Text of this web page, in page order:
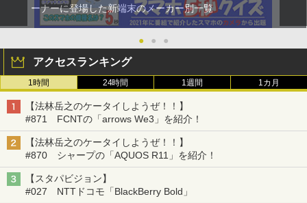
ーナーに登場した新端末のメーカー別一覧
● ● ●
アクセスランキング
1時間 24時間 1週間 1カ月
【法林岳之のケータイしようぜ！！】
#871 FCNTの「arrows We3」を紹介！
【法林岳之のケータイしようぜ！！】
#870 シャープの「AQUOS R11」を紹介！
【スタパビジョン】
#027 NTTドコモ「BlackBerry Bold」